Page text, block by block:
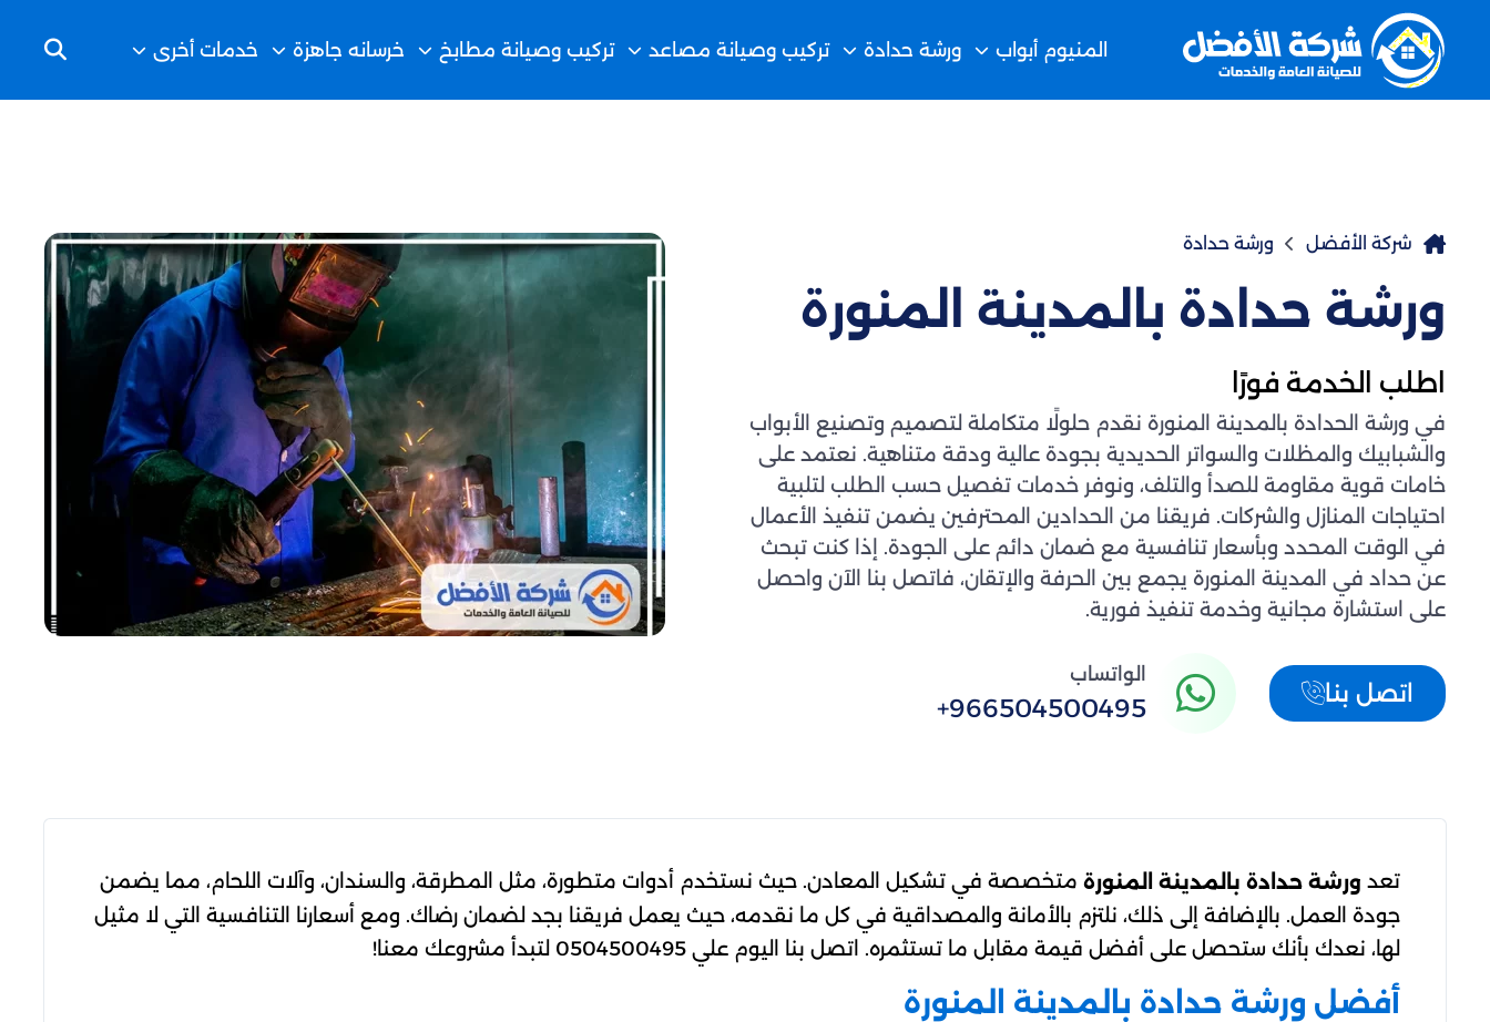
المنيوم أبواب ورشة حدادة تركيب وصيانة مصاعد تركيب وصيانة مطابخ خرسانه جاهزة خدمات أخرى
شركة الأفضل ورشة حدادة
ورشة حدادة بالمدينة المنورة
اطلب الخدمة فورًا
في ورشة الحدادة بالمدينة المنورة نقدم حلولًا متكاملة لتصميم وتصنيع الأبواب
والشبابيك والمظلات والسواتر الحديدية بجودة عالية ودقة متناهية. نعتمد على
خامات قوية مقاومة للصدأ والتلف، ونوفر خدمات تفصيل حسب الطلب لتلبية
احتياجات المنازل والشركات. فريقنا من الحدادين المحترفين يضمن تنفيذ الأعمال
في الوقت المحدد وبأسعار تنافسية مع ضمان دائم على الجودة. إذا كنت تبحث
عن حداد في المدينة المنورة يجمع بين الحرفة والإتقان، فاتصل بنا الآن واحصل
على استشارة مجانية وخدمة تنفيذ فورية.
اتصل بنا
الواتساب
+966504500495
تعد ورشة حدادة بالمدينة المنورة متخصصة في تشكيل المعادن. حيث نستخدم أدوات متطورة، مثل المطرقة، والسندان، وآلات اللحام، مما يضمن
جودة العمل. بالإضافة إلى ذلك، نلتزم بالأمانة والمصداقية في كل ما نقدمه، حيث يعمل فريقنا بجد لضمان رضاك. ومع أسعارنا التنافسية التي لا مثيل
لها، نعدك بأنك ستحصل على أفضل قيمة مقابل ما تستثمره. اتصل بنا اليوم علي 0504500495 لتبدأ مشروعك معنا!
أفضل ورشة حدادة بالمدينة المنورة